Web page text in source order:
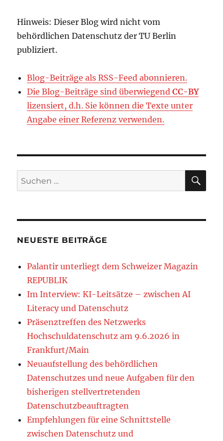
Hinweis: Dieser Blog wird nicht vom
behördlichen Datenschutz der TU Berlin
publiziert.
Blog-Beiträge als RSS-Feed abonnieren.
Die Blog-Beiträge sind überwiegendCC-BY
lizensiert, d.h. Sie können die Texte unter
Angabe einer Referenz verwenden.
Suchen
nach:
NEUESTE BEITRÄGE
Palantir unterliegt dem Schweizer Magazin
REPUBLIK
Im Interview: KI-Leitsätze – zwischen AI
Literacy und Datenschutz
Präsenztreffen des Netzwerks
Hochschuldatenschutz am 9.6.2026 in
Frankfurt/Main
Neuaufstellung des behördlichen
Datenschutzes und neue Aufgaben für den
bisherigen stellvertretenden
Datenschutzbeauftragten
Empfehlungen für eine Schnittstelle
zwischen Datenschutz und